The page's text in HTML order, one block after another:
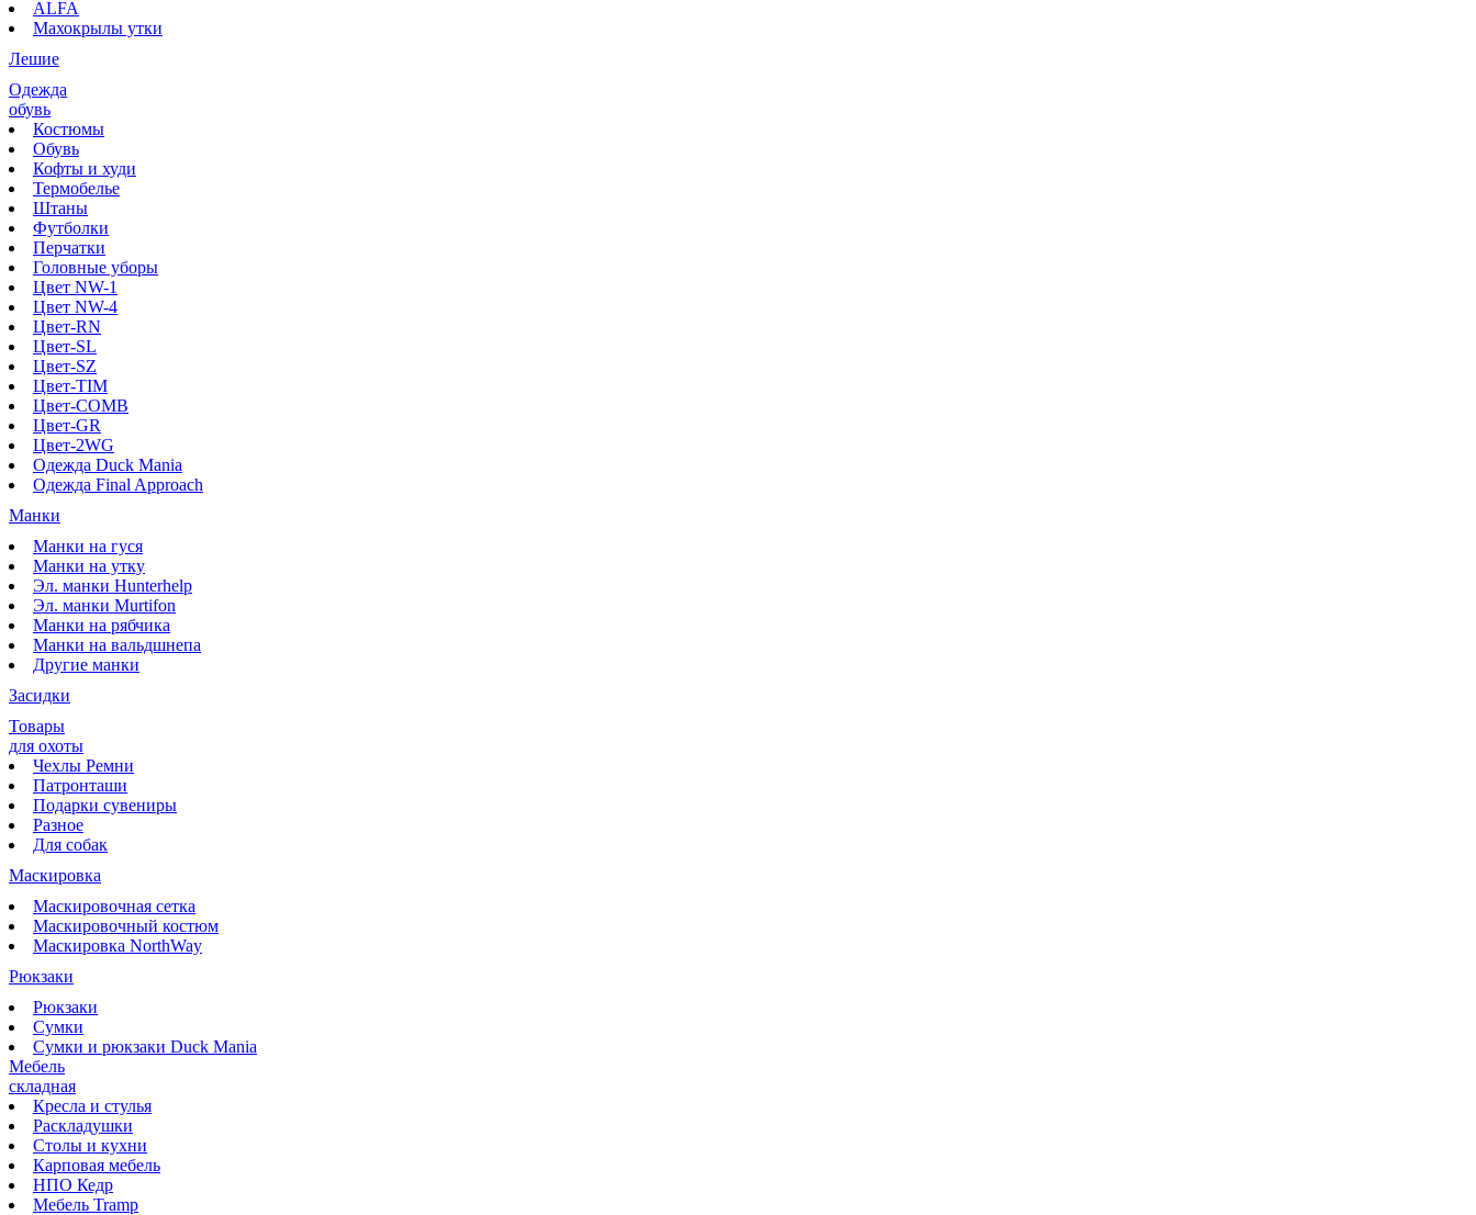
ALFA
Махокрылы утки
Лешие
Одежда
обувь
Костюмы
Обувь
Кофты и худи
Термобелье
Штаны
Футболки
Перчатки
Головные уборы
Цвет NW-1
Цвет NW-4
Цвет-RN
Цвет-SL
Цвет-SZ
Цвет-TIM
Цвет-COMB
Цвет-GR
Цвет-2WG
Одежда Duck Mania
Одежда Final Approach
Манки
Манки на гуся
Манки на утку
Эл. манки Hunterhelp
Эл. манки Murtifon
Манки на рябчика
Манки на вальдшнепа
Другие манки
Засидки
Товары
для охоты
Чехлы Ремни
Патронташи
Подарки сувениры
Разное
Для собак
Маскировка
Маскировочная сетка
Маскировочный костюм
Маскировка NorthWay
Рюкзаки
Рюкзаки
Сумки
Сумки и рюкзаки Duck Mania
Мебель
складная
Кресла и стулья
Раскладушки
Столы и кухни
Карповая мебель
НПО Кедр
Мебель Tramp